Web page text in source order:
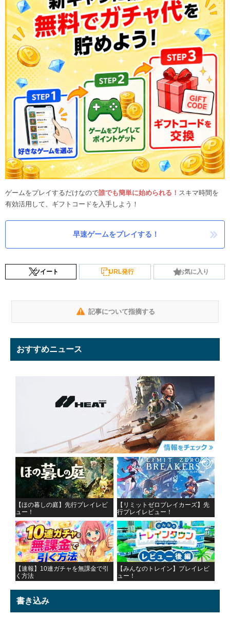
ゲームをプレイするだけなので誰でも簡単に始められる！ スキマ時間を
有効活用して、ギフトコードを入手しよう！
早速ゲームをプレイする！
ツイート URL発行 お気に入り
記事について指摘する
おすすめニュース
【ほの暮しの庭】先行プレイレビ
ュー！
【リミットゼロブレイカーズ】先
行プレイレビュー！
【速報】10連ガチャを無課金で引
く方法
【みんなのトレイン】プレイレビ
ュー！
書き込み